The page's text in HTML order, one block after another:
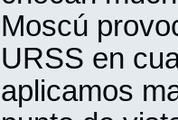
Moscú
URSS en
aplicamos